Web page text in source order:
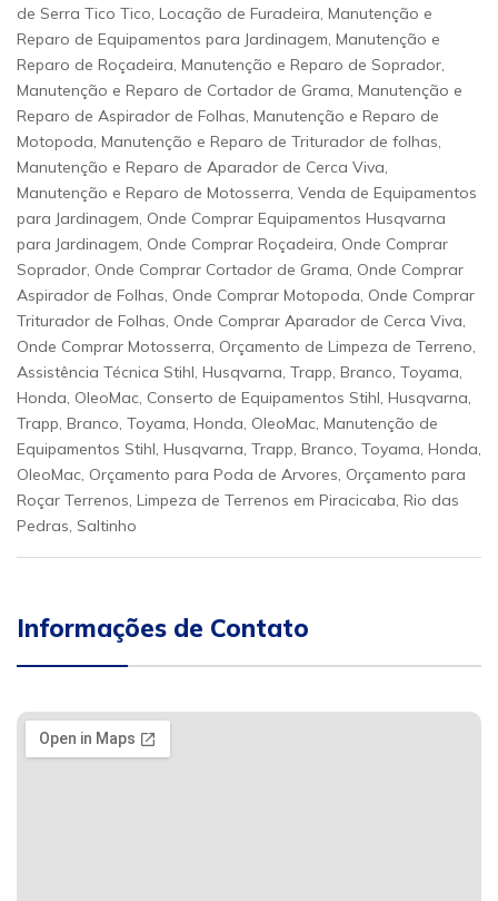
de Serra Tico Tico, Locação de Furadeira, Manutenção e
Reparo de Equipamentos para Jardinagem, Manutenção e
Reparo de Roçadeira, Manutenção e Reparo de Soprador,
Manutenção e Reparo de Cortador de Grama, Manutenção e
Reparo de Aspirador de Folhas, Manutenção e Reparo de
Motopoda, Manutenção e Reparo de Triturador de folhas,
Manutenção e Reparo de Aparador de Cerca Viva,
Manutenção e Reparo de Motosserra, Venda de Equipamentos
para Jardinagem, Onde Comprar Equipamentos Husqvarna
para Jardinagem, Onde Comprar Roçadeira, Onde Comprar
Soprador, Onde Comprar Cortador de Grama, Onde Comprar
Aspirador de Folhas, Onde Comprar Motopoda, Onde Comprar
Triturador de Folhas, Onde Comprar Aparador de Cerca Viva,
Onde Comprar Motosserra, Orçamento de Limpeza de Terreno,
Assistência Técnica Stihl, Husqvarna, Trapp, Branco, Toyama,
Honda, OleoMac, Conserto de Equipamentos Stihl, Husqvarna,
Trapp, Branco, Toyama, Honda, OleoMac, Manutenção de
Equipamentos Stihl, Husqvarna, Trapp, Branco, Toyama, Honda,
OleoMac, Orçamento para Poda de Arvores, Orçamento para
Roçar Terrenos, Limpeza de Terrenos em Piracicaba, Rio das
Pedras, Saltinho
Informações de Contato